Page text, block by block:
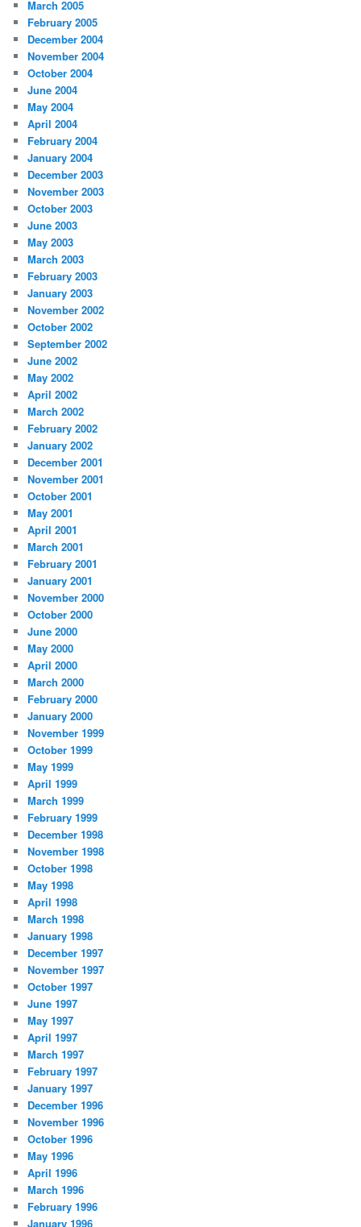
March 2005
February 2005
December 2004
November 2004
October 2004
June 2004
May 2004
April 2004
February 2004
January 2004
December 2003
November 2003
October 2003
June 2003
May 2003
March 2003
February 2003
January 2003
November 2002
October 2002
September 2002
June 2002
May 2002
April 2002
March 2002
February 2002
January 2002
December 2001
November 2001
October 2001
May 2001
April 2001
March 2001
February 2001
January 2001
November 2000
October 2000
June 2000
May 2000
April 2000
March 2000
February 2000
January 2000
November 1999
October 1999
May 1999
April 1999
March 1999
February 1999
December 1998
November 1998
October 1998
May 1998
April 1998
March 1998
January 1998
December 1997
November 1997
October 1997
June 1997
May 1997
April 1997
March 1997
February 1997
January 1997
December 1996
November 1996
October 1996
May 1996
April 1996
March 1996
February 1996
January 1996